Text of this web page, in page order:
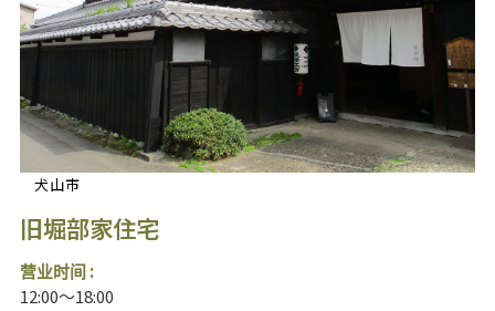
犬山市
旧堀部家住宅
营业时间 :
12:00～18:00